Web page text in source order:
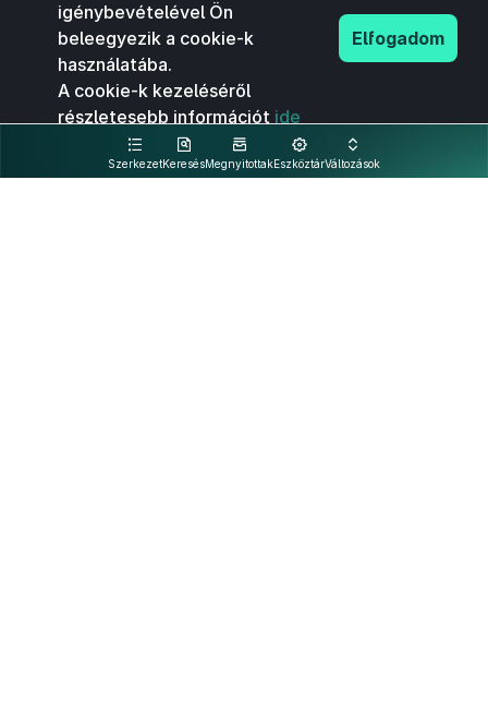
SzerkezetKeresésMegnyitottakEszköztárVáltozások
igénybevételével Ön
beleegyezik a cookie-k
használatába.
A cookie-k kezeléséről
részletesebb információt ide
kattintva olvashat.
Elfogadom